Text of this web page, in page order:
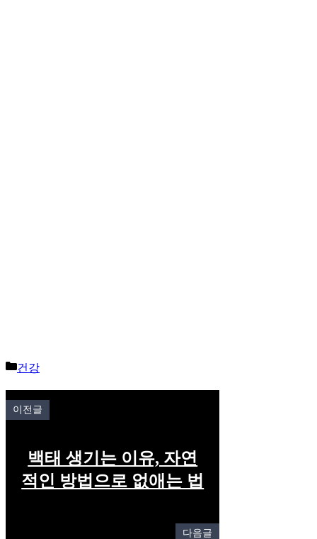
Categories
건강
이전글
백태 생기는 이유, 자연
적인 방법으로 없애는 법
다음글